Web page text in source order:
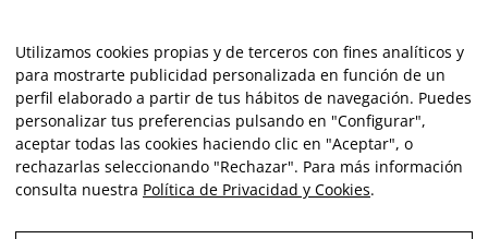
Utilizamos cookies propias y de terceros con fines analíticos y
para mostrarte publicidad personalizada en función de un
perfil elaborado a partir de tus hábitos de navegación. Puedes
personalizar tus preferencias pulsando en "Configurar",
aceptar todas las cookies haciendo clic en "Aceptar", o
rechazarlas seleccionando "Rechazar". Para más información
consulta nuestra Política de Privacidad y Cookies.